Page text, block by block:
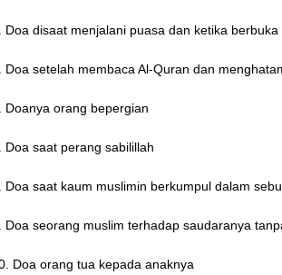
Doa disaat menjalani puasa dan ketika berbuka
Doa setelah membaca Al-Quran dan
Doanya orang bepergian
Doa saat perang sabilillah
Doa saat kaum muslimin berkumpul dalam
Doa seorang muslim terhadap saudaranya
Doa orang tua kepada anaknya